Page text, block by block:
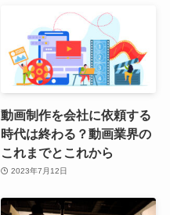
動画制作を会社に依頼する
時代は終わる？動画業界の
これまでとこれから
2023年7月12日